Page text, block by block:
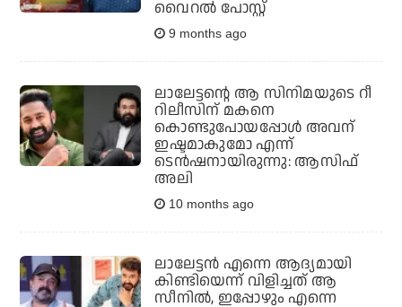
വൈറല്‍ പോസ്റ്റ്
9 months ago
ലാലേട്ടന്റെ ആ സിനിമയുടെ റീ
റിലീസിന് മകനെ
കൊണ്ടുപോയപ്പോള്‍ അവന്
ഇഷ്ടമാകുമോ എന്ന്
ടെന്‍ഷനായിരുന്നു: ആസിഫ്
അലി
10 months ago
ലാലേട്ടന്‍ എന്നെ ആദ്യമായി
കിണ്ടിയെന്ന് വിളിച്ചത് ആ
സീനില്‍, ഇപ്പോഴും എന്നെ